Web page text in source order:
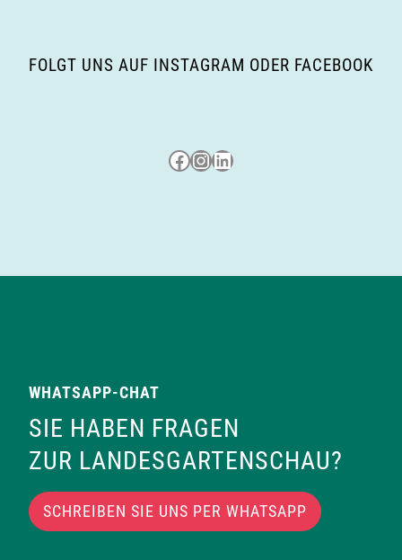
n
FOLGT UNS AUF INSTAGRAM ODER FACEBOOK
Besuche uns auf Facebook
Besuche uns auf Instagram
LinkedIn
WHATSAPP-CHAT
SIE HABEN FRAGEN
ZUR LANDESGARTENSCHAU?
SCHREIBEN SIE UNS PER WHATSAPP